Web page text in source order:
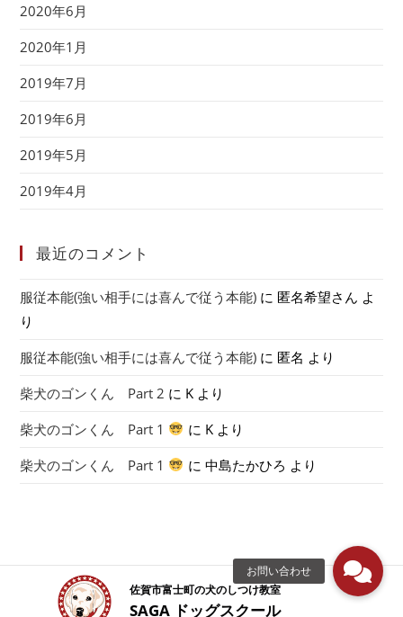
2020年6月
2020年1月
2019年7月
2019年6月
2019年5月
2019年4月
最近のコメント
服従本能(強い相手には喜んで従う本能) に 匿名希望さん よ
り
服従本能(強い相手には喜んで従う本能) に 匿名 より
柴犬のゴンくん Part 2 に K より
柴犬のゴンくん Part 1
に Kより
柴犬のゴンくん Part 1
に 中島たかひろ より
佐賀市富士町の犬のしつけ教室
SAGA ドッグスクール